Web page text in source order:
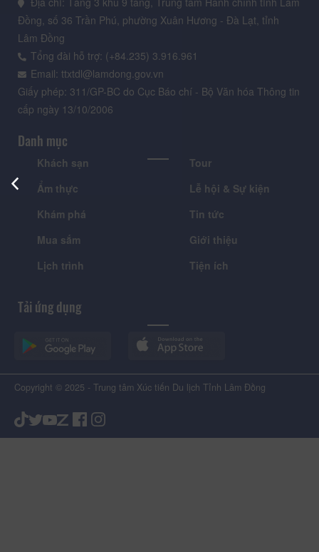
Đồng, số 36 Trần Phú, phường Xuân Hương - Đà Lạt, tỉnh
Lâm Đồng
Tổng đài hỗ trợ: (+84.235) 3.916.961
Email: ttxtdl@lamdong.gov.vn
Giấy phép: 311/GP-BC do Cục Báo chí - Bộ Văn hóa Thông tin
cấp ngày 13/10/2006
Danh mục
Khách sạn
Ẩm thực
Khám phá
Mua sắm
Lịch trình
Tour
Lễ hội & Sự kiện
Tin tức
Giới thiệu
Tiện ích
Tải ứng dụng
Copyright © 2025 - Trung tâm Xúc tiến Du lịch Tỉnh Lâm Đồng